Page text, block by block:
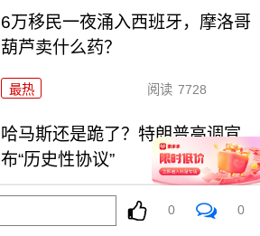
6万移民一夜涌入西班牙，摩洛哥
葫芦卖什么药？
最热 阅读 7728
哈马斯还是跪了？特朗普高调宣
布“历史性协议”
10385
0 0